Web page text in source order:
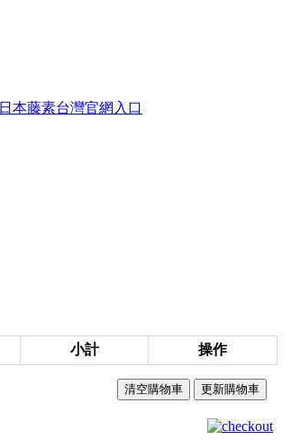
日本藤素台灣官網入口
小計 操作